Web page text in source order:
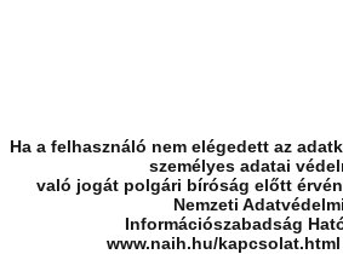
Ha a felhasználó nem elégedett az
személyes adatai
való jogát polgári bíróság előtt
Nemzeti
Információszabadság
www.naih.hu/